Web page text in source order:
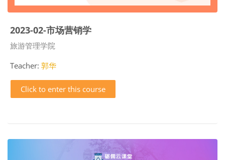
2023-02-市场营销学
Course category
旅游管理学院
Teacher: 郭华
Click to enter this course